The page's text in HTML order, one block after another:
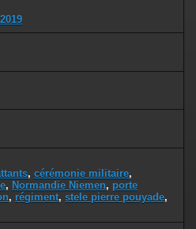
, cérémonie militaire,
, Normandie Niemen, porte
, régiment, stele pierre pouyade,